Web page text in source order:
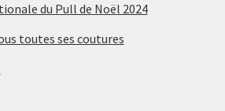
du Pull de Noël 2024
toutes ses coutures